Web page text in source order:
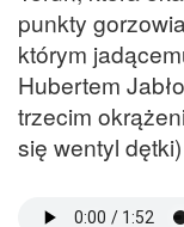
punkty
którym
Hubertem
trzecim
się wentyl dętki)